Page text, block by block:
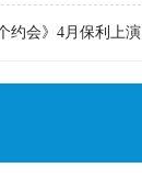
约会》4月保利上演